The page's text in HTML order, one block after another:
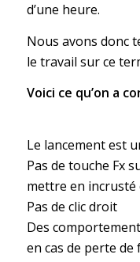
d’une heure.
Nous avons donc
le travail sur ce
Voici ce qu’on a
Le lancement est
Pas de touche Fx
mettre en incrusté
Pas de clic droit
Des
en cas de perte de